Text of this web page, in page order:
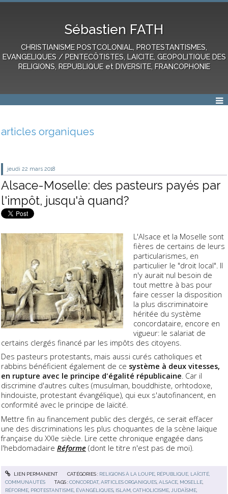
Sébastien FATH
CHRISTIANISME POSTCOLONIAL, PROTESTANTISMES,
EVANGELIQUES / PENTECÔTISTES, LAICITE, GEOPOLITIQUE DES
RELIGIONS, REPUBLIQUE et DIVERSITE, FRANCOPHONIE
articles organiques
jeudi 22 mars 2018
Alsace-Moselle: des pasteurs payés par
l'impôt, jusqu'à quand?
L'Alsace et la Moselle sont
fières de certains de leurs
particularismes, en
particulier le "droit local". Il
n'y aurait nul besoin de
tout mettre à bas pour
faire cesser la disposition
la plus discriminatoire
héritée du système
concordataire, encore en
vigueur: le salariat de
certains clergés financé par les impôts des citoyens.
Des pasteurs protestants, mais aussi curés catholiques et
rabbins bénéficient également de ce système à deux vitesses,
en rupture avec le principe d'égalité républicaine. Car il
discrimine d'autres cultes (musulman, bouddhiste, orhtodoxe,
hindouiste, protestant évangélique), qui eux s'autofinancent, en
conformité avec le principe de laïcité.
Mettre fin au financement public des clergés, ce serait effacer
une des discriminations les plus choquantes de la scène laïque
française du XXIe siècle. Lire cette chronique engagée dans
l'hebdomadaire Réforme (dont le titre n'est pas de moi).
LIEN PERMANENT CATÉGORIES : RELIGIONS À LA LOUPE, RÉPUBLIQUE, LAÏCITÉ,
COMMUNAUTÉS
TAGS :CONCORDAT,ARTICLES ORGANIQUES ,ALSACE MOSELLE
RÉFORME PROTESTANTISME ÉVANGÉLIQUES ISLAM ,CATHOLICISME JUDAÏSME